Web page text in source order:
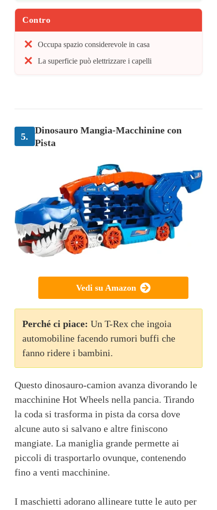
Contro
Occupa spazio considerevole in casa
La superficie può elettrizzare i capelli
5.
Dinosauro Mangia-Macchinine con
Pista
Vedi su Amazon
Perché ci piace: Un T-Rex che ingoia
automobiline facendo rumori buffi che
fanno ridere i bambini.
Questo dinosauro-camion avanza divorando le
macchinine Hot Wheels nella pancia. Tirando
la coda si trasforma in pista da corsa dove
alcune auto si salvano e altre finiscono
mangiate. La maniglia grande permette ai
piccoli di trasportarlo ovunque, contenendo
fino a venti macchinine.
I maschietti adorano allineare tutte le auto per